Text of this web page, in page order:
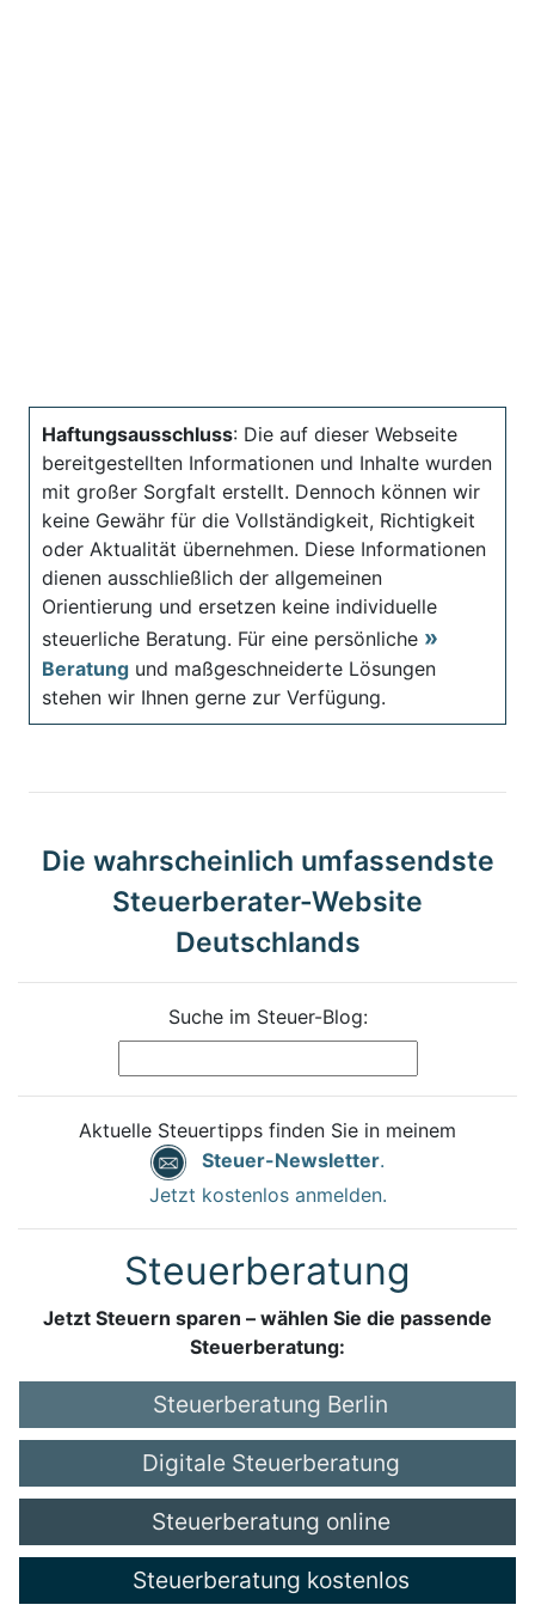
Haftungsausschluss: Die auf dieser Webseite
bereitgestellten Informationen und Inhalte wurden
mit großer Sorgfalt erstellt. Dennoch können wir
keine Gewähr für die Vollständigkeit, Richtigkeit
oder Aktualität übernehmen. Diese Informationen
dienen ausschließlich der allgemeinen
Orientierung und ersetzen keine individuelle
steuerliche Beratung. Für eine persönliche
Beratung und maßgeschneiderte Lösungen
stehen wir Ihnen gerne zur Verfügung.
Die wahrscheinlich umfassendste
Steuerberater-Website
Deutschlands
Suche im Steuer-Blog:
Aktuelle Steuertipps finden Sie in meinem
Steuer-Newsletter.
Jetzt kostenlos anmelden.
Steuerberatung
Jetzt Steuern sparen – wählen Sie die passende
Steuerberatung:
Steuerberatung Berlin
Digitale Steuerberatung
Steuerberatung online
Steuerberatung kostenlos